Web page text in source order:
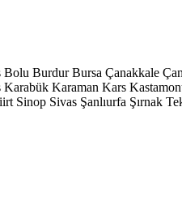
Bolu Burdur Bursa Çanakkale
Karabük Karaman Kars
Sinop Sivas Şanlıurfa Şırnak